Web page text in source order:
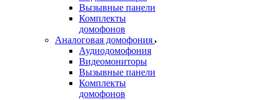
Вызывные панели
Комплекты
домофонов
Аналоговая домофония
Аудиодомофония
Видеомониторы
Вызывные панели
Комплекты
домофонов